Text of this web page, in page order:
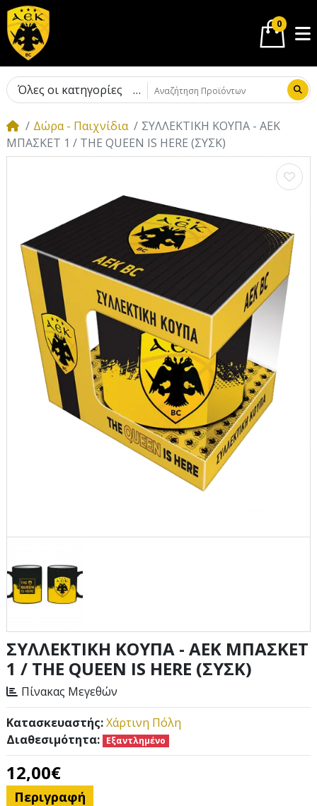
0
Όλες οι κατηγορίες
Δώρα - Παιχνίδια
ΣΥΛΛΕΚΤΙΚΗ ΚΟΥΠΑ - ΑΕΚ
ΜΠΑΣΚΕΤ 1 / THE QUEEN IS HERE (ΣΥΣΚ)
ΣΥΛΛΕΚΤΙΚΗ ΚΟΥΠΑ - ΑΕΚ ΜΠΑΣΚΕΤ
1 / THE QUEEN IS HERE (ΣΥΣΚ)
Περιγραφή
Κατασκευαστής:Χάρτινη Πόλη
Διαθεσιμότητα: Εξαντλημένο
12,00€
Πίνακας Μεγεθών